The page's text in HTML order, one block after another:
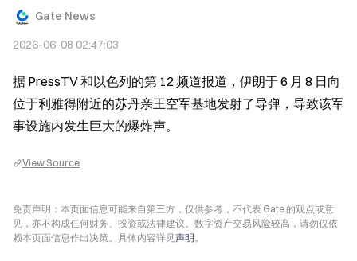
Gate News
2026-06-08 02:47:03
据 PressTV 和以色列的第 12 频道报道，伊朗于 6 月 8 日向
位于利雅得附近的苏丹亲王空军基地发射了导弹，导致该军
事设施内发生巨大的爆炸声。
View Source
免责声明：本页面信息可能来自第三方，仅供参考，不代表 Gate 的观点或意
见，亦不构成任何财务、投资或法律建议。数字资产交易风险较高，请勿仅依
赖本页面信息作出决策。具体内容详见声明。